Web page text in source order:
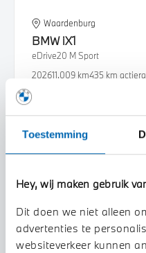
Toestemming
Hey, wij maken gebruik
Dit doen we niet alleen
advertenties te
websiteverkeer kunnen
Waardenburg
BMW iX1
eDrive20 M Sport
202611.009 km435 km
Bekijk details